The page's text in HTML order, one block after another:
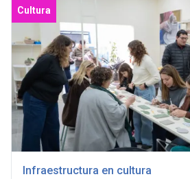
Cultura
Infraestructura en cultura